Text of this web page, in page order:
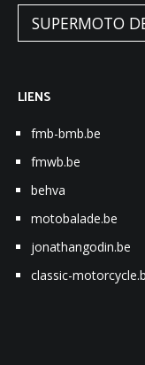
SUPERMOTO
LIENS
fmb-bmb.be
fmwb.be
behva
motobalade.be
jonathangodin.be
classic-